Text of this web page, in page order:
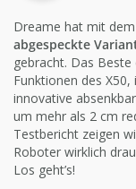
Dreame hat mit dem
abgespeckte
gebracht. Das
Funktionen des
innovative
um mehr als 2 cm
Testbericht zeigen
Roboter wirklich
Los geht’s!